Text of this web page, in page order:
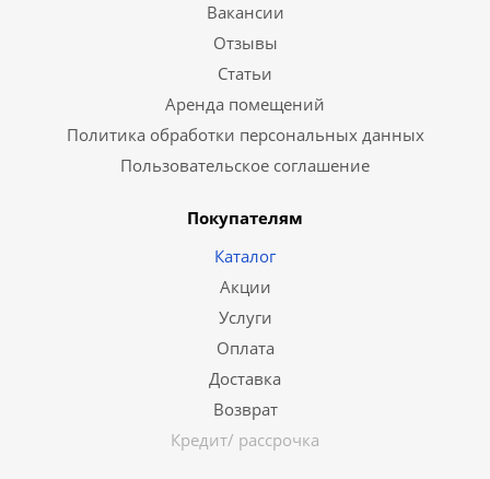
Вакансии
Отзывы
Статьи
Аренда помещений
Политика обработки персональных данных
Пользовательское соглашение
Покупателям
Каталог
Акции
Услуги
Оплата
Доставка
Возврат
Кредит/ рассрочка